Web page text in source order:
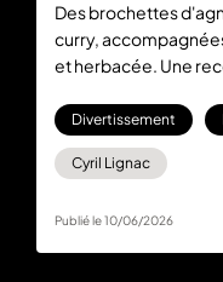
Des brochettes
curry,
et herbacée. Une
convivial.
Divertissement
Cyril Lignac
Publié le 10/06/2026